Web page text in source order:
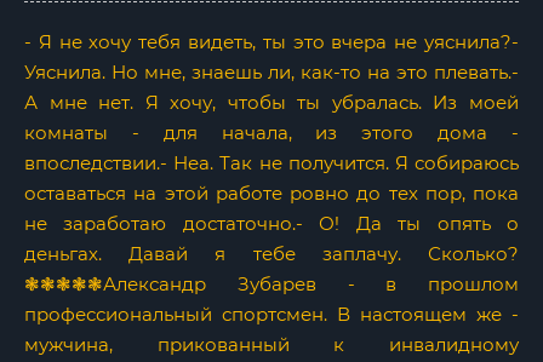
- Я не хочу тебя видеть, ты это вчера не уяснила?-
Уяснила. Но мне, знаешь ли, как-то на это плевать.-
А мне нет. Я хочу, чтобы ты убралась. Из моей
комнаты - для начала, из этого дома -
впоследствии.- Неа. Так не получится. Я собираюсь
оставаться на этой работе ровно до тех пор, пока
не заработаю достаточно.- О! Да ты опять о
деньгах. Давай я тебе заплачу. Сколько?
❃❃❃❃❃Александр Зубарев - в прошлом
профессиональный спортсмен. В настоящем же -
мужчина, прикованный к инвалидному